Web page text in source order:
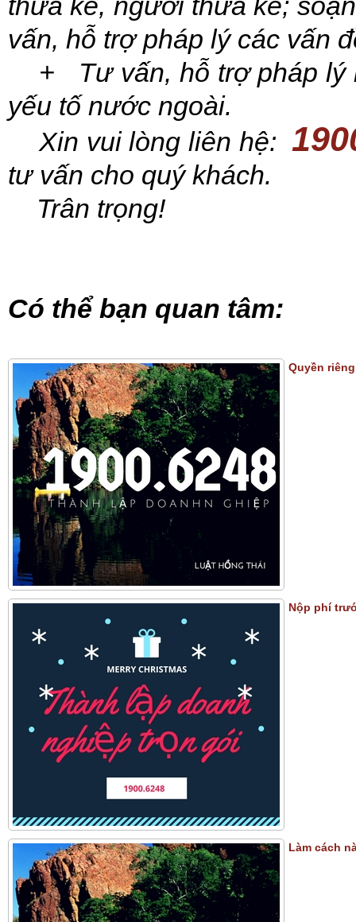
vấn, hỗ trợ pháp lý các vấn
+ Tư vấn, hỗ trợ pháp lý
yếu tố nước ngoài.
Xin vui lòng liên hệ:
tư vấn cho quý khách.
Trân trọng!
Có thể bạn quan tâm:
Quyền
Nộp phí
Làm cách